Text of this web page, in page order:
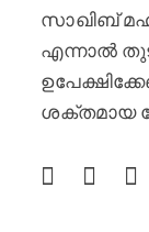
സാഖിബ്
എന്നാൽ
ശക്തമായ